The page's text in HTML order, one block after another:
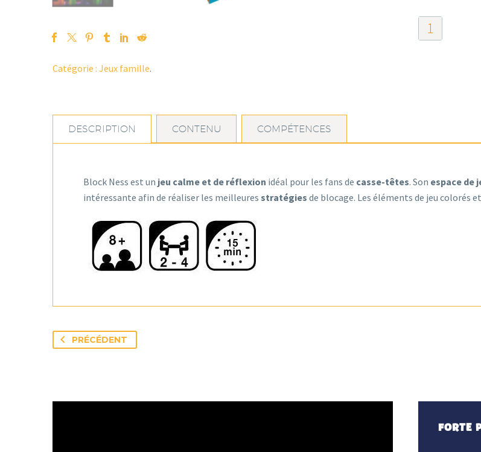
Catégorie : Jeux famille.
quantité
de
DESCRIPTION CONTENU COMPÉTENCES
Block Ness est un jeu calme et de réflexion idéal pour les fans de casse-têtes. Son espace de
intéressante afin de réaliser les meilleures stratégies de blocage. Les éléments de jeu colorés
PRÉCÉDENT
FORTE